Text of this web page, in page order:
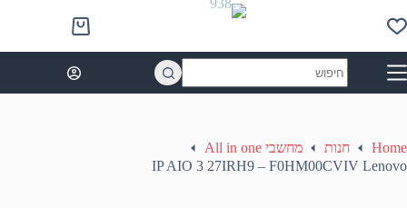
to
content
Shopping
cart
results
Home חנות
מחשבי All in one
IP AIO 3 27IRH9 – F0HM00CVIV Lenovo